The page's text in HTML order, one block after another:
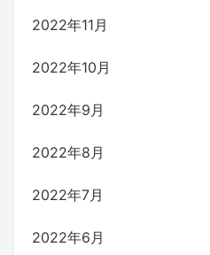
2022年11月
2022年10月
2022年9月
2022年8月
2022年7月
2022年6月